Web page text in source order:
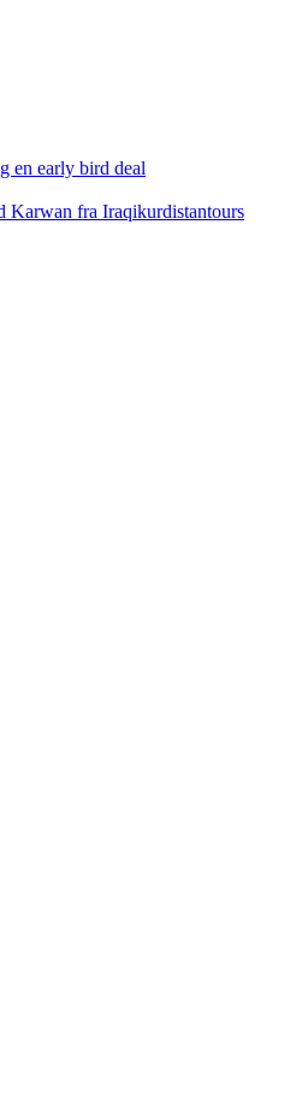
en early bird deal
Karwan fra Iraqikurdistantours